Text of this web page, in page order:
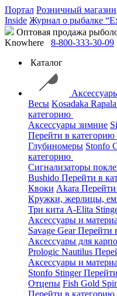
Портал Розничный магазин
Inside Журнал о рыбалке
Оптовая продажа
Knowhere
8-800-333-30-09
Каталог
Весы Kosadaka Rapala
категорию
Аксессуары зимние
Перейти в категорию
Глубиномеры Stonfo
категорию
Сигнализаторы
Bushido Перейти в
Квоки Akara
Кружки, жерлицы,
Три кита A-Elita
Аксессуары и
Savage GearПерейти
Аксессуары для
Prologic Nautilus
Аксессуары и
Stonfo Stinger
Отцепы Fish Gold
Перейти в категорию